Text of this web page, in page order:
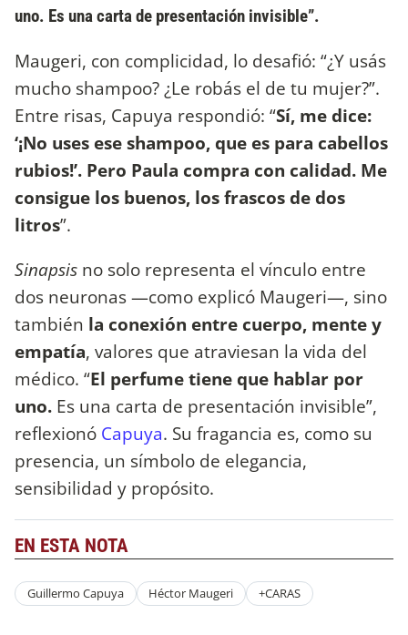
uno. Es una carta de presentación invisible”.
Maugeri, con complicidad, lo desafió: “¿Y usás
mucho shampoo? ¿Le robás el de tu mujer?”.
Entre risas, Capuya respondió: “Sí, me dice:
‘¡No uses ese shampoo, que es para cabellos
rubios!’. Pero Paula compra con calidad. Me
consigue los buenos, los frascos de dos
litros”.
Sinapsis no solo representa el vínculo entre
dos neuronas —como explicó Maugeri—, sino
también la conexión entre cuerpo, mente y
empatía, valores que atraviesan la vida del
médico. “El perfume tiene que hablar por
uno. Es una carta de presentación invisible”,
reflexionó Capuya. Su fragancia es, como su
presencia, un símbolo de elegancia,
sensibilidad y propósito.
EN ESTA NOTA
Guillermo Capuya Héctor Maugeri +CARAS